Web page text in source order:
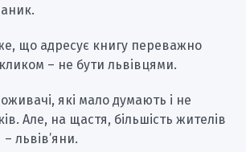
що адресує книгу переважно
– не бути львівцями.
які мало думають і не
Але, на щастя, більшість жителів
львів’яни.